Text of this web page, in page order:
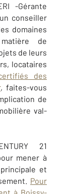
-Gérante
conseiller
domaines
de
de leurs
locataires
des
, faites-vous
de
val-
21
mener à
et
Pour